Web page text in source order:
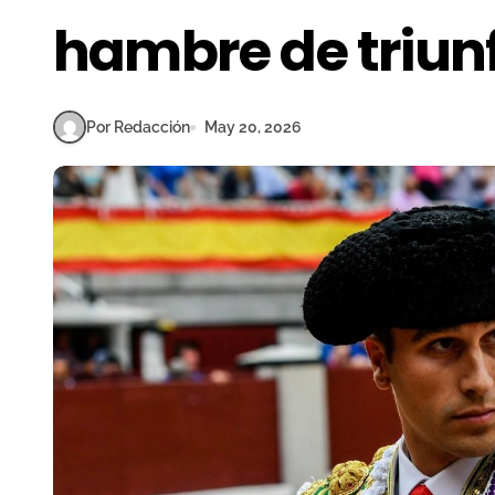
hambre de
Por Redacción May 20, 2026